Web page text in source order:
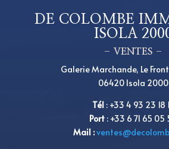
DE COLOMBE
ISOLA
– VENTES –
Galerie Marchande, Le
06420 Isola 2000
Tél: +33 4 93 23 18
Port : +33 6 71 65 05
Mail :